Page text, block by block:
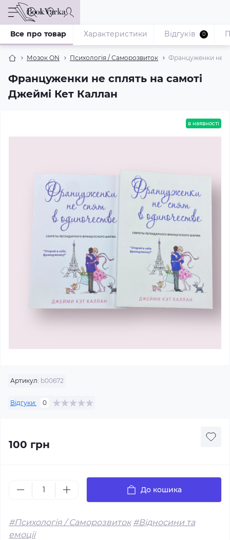
Мозок ON Психологія / Саморозвиток Француженки не
Француженки не сплять на самоті
Джеймі Кет Каллан
Все про товар Характеристики Відгуків 0
в наявності
Артикул: b00672
Відгуки: 0
100 грн
До кошика
#Психологія / Саморозвиток #Відносини та
емоції